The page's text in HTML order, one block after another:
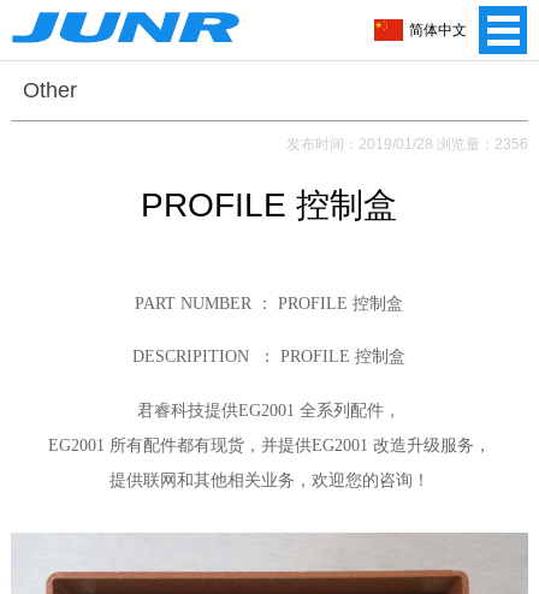
Other
发布时间：2019/01/28 浏览量：2356
PROFILE 控制盒
PART NUMBER ： PROFILE 控制盒
DESCRIPITION ：PROFILE 控制盒
君睿科技提供EG2001 全系列配件，
EG2001 所有配件都有现货， 并提供EG2001 改造升级服务，
提供联网和其他相关业务， 欢迎您的咨询！
简体中文